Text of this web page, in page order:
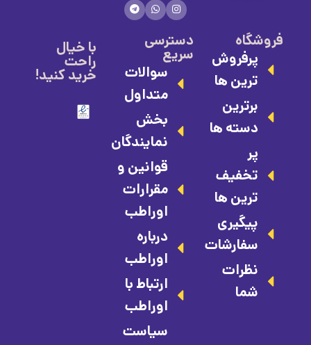
فروشگاه
پرفروش
ترین ها
برترین
دسته ها
پر
تخفیف
ترین ها
پیگیری
سفارشات
نظرات
شما
دسترسی
سریع
سوالات
متداول
بخش
نمایندگان
قوانین و
مقرارات
اوراطب
درباره
اوراطب
ارتباط با
اوراطب
سیاست
با خیال
راحت
خرید کنید!